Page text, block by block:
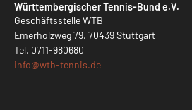
Württembergischer Tennis-Bund e.V.
Geschäftsstelle WTB
Emerholzweg 79, 70439 Stuttgart
Tel. 0711-980680
info@wtb-tennis.de